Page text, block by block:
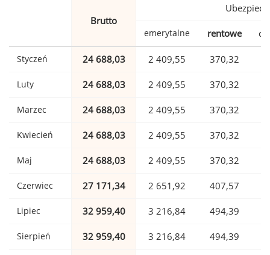
Brutto
emerytalne rentowe
Styczeń 24 688,03 2 409,55 370,32
Luty 24 688,03 2 409,55 370,32
Marzec 24 688,03 2 409,55 370,32
Kwiecień 24 688,03 2 409,55 370,32
Maj 24 688,03 2 409,55 370,32
Czerwiec 27 171,34 2 651,92 407,57
Lipiec 32 959,40 3 216,84 494,39
Sierpień 32 959,40 3 216,84 494,39